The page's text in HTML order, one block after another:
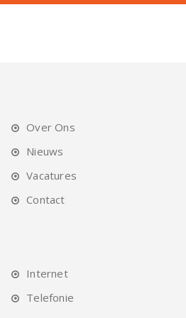
Over Ons
Nieuws
Vacatures
Contact
Internet
Telefonie